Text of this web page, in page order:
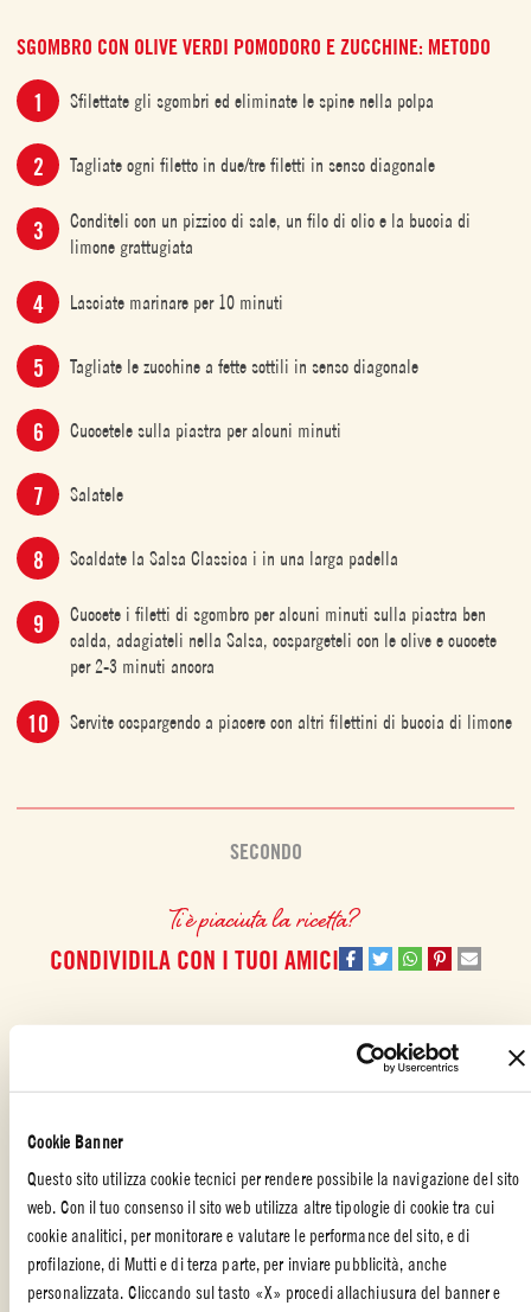
Cookie Banner
Questo sito utilizza cookie tecnici per rendere possibile la navigazione del sito
web. Con il tuo consenso il sito web utilizza altre tipologie di cookie tra cui
cookie analitici, per monitorare e valutare le performance del sito, e di
profilazione, di Mutti e di terza parte, per inviare pubblicità, anche
personalizzata. Cliccando sul tasto «X» procedi allachiusura del banner e
SGOMBRO CON OLIVE VERDI POMODORO E ZUCCHINE: METODO
Sfilettate gli sgombri ed eliminate le spine nella polpa
Tagliate ogni filetto in due/tre filetti in senso diagonale
Conditeli con un pizzico di sale, un filo di olio e la buccia di
limone grattugiata
Lasciate marinare per 10 minuti
Tagliate le zucchine a fette sottili in senso diagonale
Cuocetele sulla piastra per alcuni minuti
Salatele
Scaldate la Salsa Classica i in una larga padella
Cuocete i filetti di sgombro per alcuni minuti sulla piastra ben
calda, adagiateli nella Salsa, cospargeteli con le olive e cuocete
per 2-3 minuti ancora
Servite cospargendo a piacere con altri filettini di buccia di limone
SECONDO
Ti è piaciuta la ricetta?
CONDIVIDILA CON I TUOI AMICI
ALTRE RICETTE REALIZZATE CON